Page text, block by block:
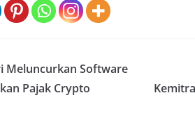
Meluncurkan Software
Pajak Crypto